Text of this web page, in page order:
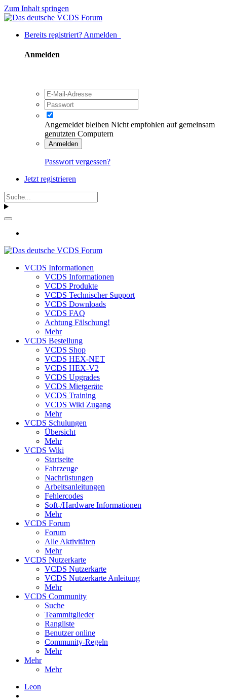
Zum Inhalt springen
Bereits registriert? Anmelden
Anmelden
Angemeldet bleiben Nicht empfohlen auf gemeinsam
genutzten Computern
Anmelden
Passwort vergessen?
Jetzt registrieren
VCDS Informationen
VCDS Informationen
VCDS Produkte
VCDS Technischer Support
VCDS Downloads
VCDS FAQ
Achtung Fälschung!
Mehr
VCDS Bestellung
VCDS Shop
VCDS HEX-NET
VCDS HEX-V2
VCDS Upgrades
VCDS Mietgeräte
VCDS Training
VCDS Wiki Zugang
Mehr
VCDS Schulungen
Übersicht
Mehr
VCDS Wiki
Startseite
Fahrzeuge
Nachrüstungen
Arbeitsanleitungen
Fehlercodes
Soft-/Hardware Informationen
Mehr
VCDS Forum
Forum
Alle Aktivitäten
Mehr
VCDS Nutzerkarte
VCDS Nutzerkarte
VCDS Nutzerkarte Anleitung
Mehr
VCDS Community
Suche
Teammitglieder
Rangliste
Benutzer online
Community-Regeln
Mehr
Mehr
Mehr
Leon